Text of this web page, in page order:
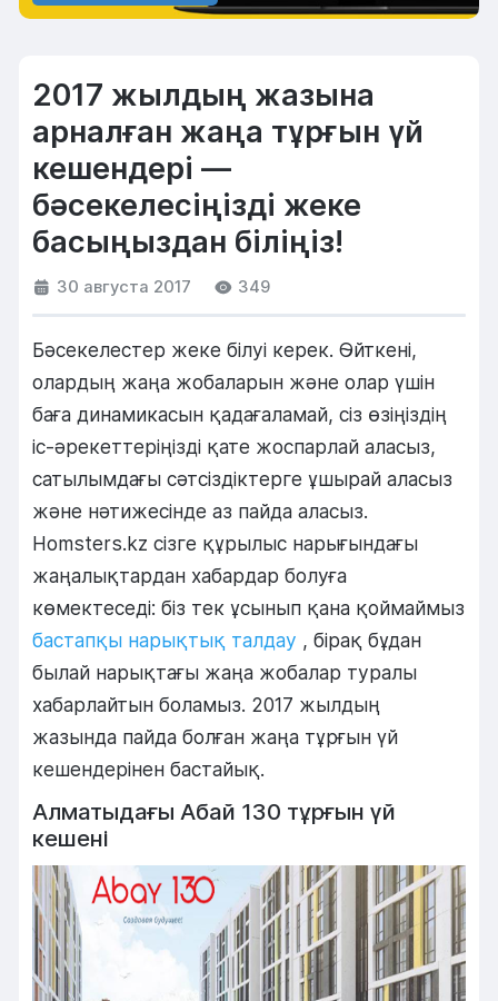
2017 жылдың жазына
арналған жаңа тұрғын үй
кешендері —
бәсекелесіңізді жеке
басыңыздан біліңіз!
30 августа 2017 349
Бәсекелестер жеке білуі керек. Өйткені,
олардың жаңа жобаларын және олар үшін
баға динамикасын қадағаламай, сіз өзіңіздің
іс-әрекеттеріңізді қате жоспарлай аласыз,
сатылымдағы сәтсіздіктерге ұшырай аласыз
және нәтижесінде аз пайда аласыз.
Homsters.kz сізге құрылыс нарығындағы
жаңалықтардан хабардар болуға
көмектеседі: біз тек ұсынып қана қоймаймыз
бастапқы нарықтық талдау , бірақ бұдан
былай нарықтағы жаңа жобалар туралы
хабарлайтын боламыз. 2017 жылдың
жазында пайда болған жаңа тұрғын үй
кешендерінен бастайық.
Алматыдағы Абай 130 тұрғын үй
кешені